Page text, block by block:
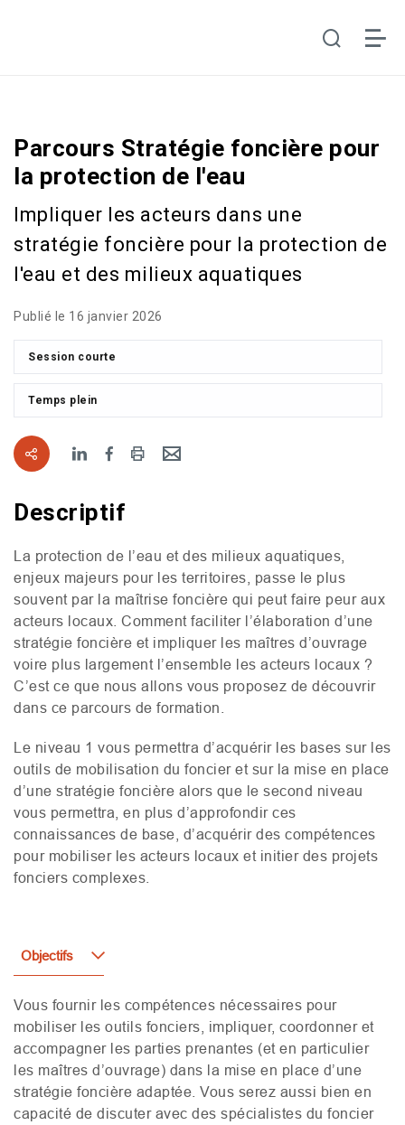
Parcours Stratégie foncière pour
la protection de l'eau
Impliquer les acteurs dans une
stratégie foncière pour la protection de
l'eau et des milieux aquatiques
Publié le 16 janvier 2026
Session courte
Temps plein
Descriptif
La protection de l’eau et des milieux aquatiques,
enjeux majeurs pour les territoires, passe le plus
souvent par la maîtrise foncière qui peut faire peur aux
acteurs locaux. Comment faciliter l’élaboration d’une
stratégie foncière et impliquer les maîtres d’ouvrage
voire plus largement l’ensemble les acteurs locaux ?
C’est ce que nous allons vous proposez de découvrir
dans ce parcours de formation.
Le niveau 1 vous permettra d’acquérir les bases sur les
outils de mobilisation du foncier et sur la mise en place
d’une stratégie foncière alors que le second niveau
vous permettra, en plus d’approfondir ces
connaissances de base, d’acquérir des compétences
pour mobiliser les acteurs locaux et initier des projets
fonciers complexes.
Objectifs
Vous fournir les compétences nécessaires pour
mobiliser les outils fonciers, impliquer, coordonner et
accompagner les parties prenantes (et en particulier
les maîtres d’ouvrage) dans la mise en place d’une
stratégie foncière adaptée. Vous serez aussi bien en
capacité de discuter avec des spécialistes du foncier